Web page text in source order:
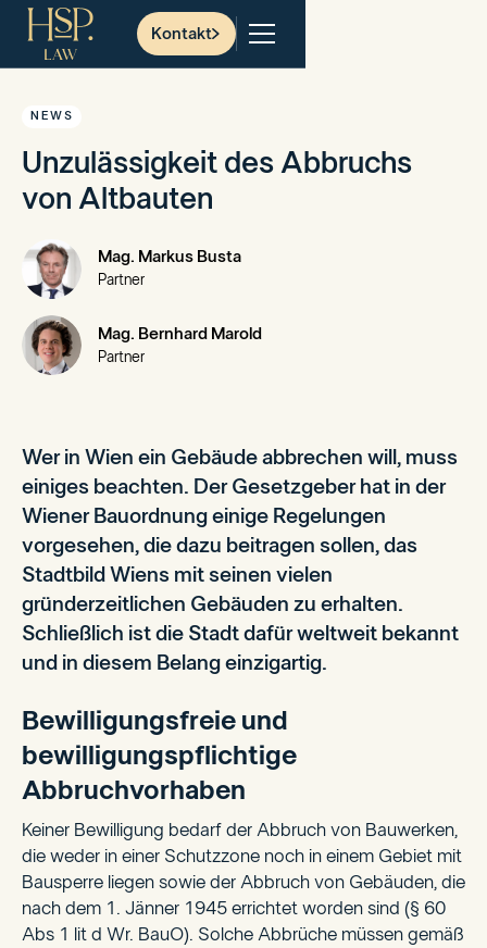
Kontakt
NEWS
Unzulässigkeit des Abbruchs
von Altbauten
Mag. Markus Busta
Partner
Mag. Bernhard Marold
Partner
Wer in Wien ein Gebäude abbrechen will, muss
einiges beachten. Der Gesetzgeber hat in der
Wiener Bauordnung einige Regelungen
vorgesehen, die dazu beitragen sollen, das
Stadtbild Wiens mit seinen vielen
gründerzeitlichen Gebäuden zu erhalten.
Schließlich ist die Stadt dafür weltweit bekannt
und in diesem Belang einzigartig.
Bewilligungsfreie und
bewilligungspflichtige
Abbruchvorhaben
Keiner Bewilligung bedarf der Abbruch von Bauwerken,
die weder in einer Schutzzone noch in einem Gebiet mit
Bausperre liegen sowie der Abbruch von Gebäuden, die
nach dem 1. Jänner 1945 errichtet worden sind (§ 60
Abs 1 lit d Wr. BauO). Solche Abbrüche müssen gemäß